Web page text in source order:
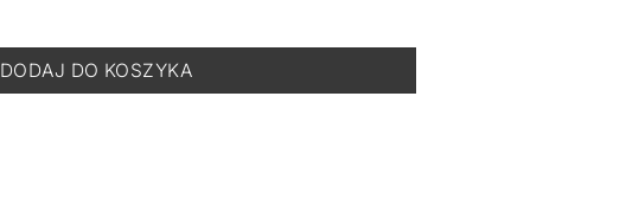
Hydra Cream SPF50+ - Krem Przeciwsłoneczny dla Skóry Suchej - 50 ml
DODAJ DO KOSZYKA